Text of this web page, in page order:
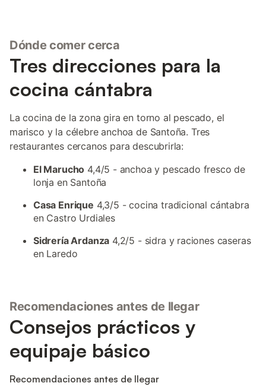
Dónde comer cerca
Tres direcciones para la
cocina cántabra
La cocina de la zona gira en torno al pescado, el
marisco y la célebre anchoa de Santoña. Tres
restaurantes cercanos para descubrirla:
El Marucho 4,4/5 - anchoa y pescado fresco de
lonja en Santoña
Casa Enrique 4,3/5 - cocina tradicional cántabra
en Castro Urdiales
Sidrería Ardanza 4,2/5 - sidra y raciones caseras
en Laredo
Recomendaciones antes de llegar
Consejos prácticos y
equipaje básico
Recomendaciones antes de llegar